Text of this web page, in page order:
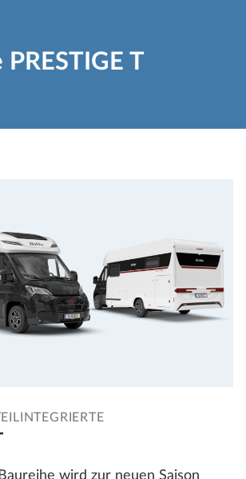
PRESTIGE T
wird zur neuen Saison